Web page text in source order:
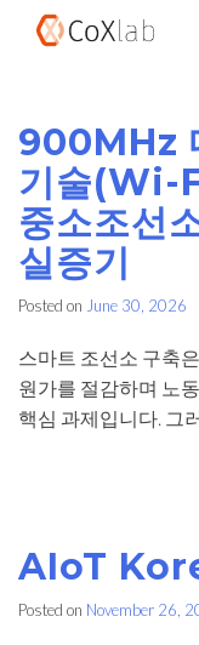
CoXlab
Connectivity of 'X'
900MHz
기술(Wi-
중소조선
실증기
Posted on June 30, 2026
스마트 조선소 구축
원가를 절감하며 노
핵심 과제입니다. 그
AIoT
Posted on November 26,